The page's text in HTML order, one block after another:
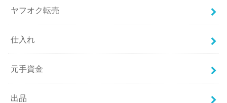
ヤフオク転売
仕入れ
元手資金
出品